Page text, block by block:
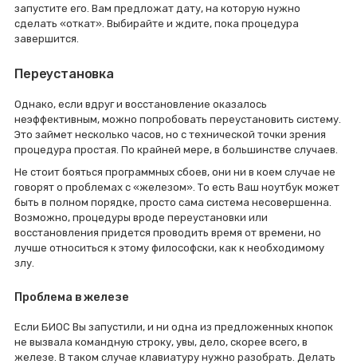
запустите его. Вам предложат дату, на которую нужно
сделать «откат». Выбирайте и ждите, пока процедура
завершится.
Переустановка
Однако, если вдруг и восстановление оказалось
неэффективным, можно попробовать переустановить систему.
Это займет несколько часов, но с технической точки зрения
процедура простая. По крайней мере, в большинстве случаев.
Не стоит бояться программных сбоев, они ни в коем случае не
говорят о проблемах с «железом». То есть Ваш ноутбук может
быть в полном порядке, просто сама система несовершенна.
Возможно, процедуры вроде переустановки или
восстановления придется проводить время от времени, но
лучше относиться к этому философски, как к необходимому
злу.
Проблема в железе
Если БИОС Вы запустили, и ни одна из предложенных кнопок
не вызвала командную строку, увы, дело, скорее всего, в
железе. В таком случае клавиатуру нужно разобрать. Делать